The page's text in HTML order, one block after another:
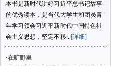
本书是新时代讲好习近平总书记故事
的优秀读本，是当代大学生和团员青
年学习领会习近平新时代中国特色社
会主义思想，坚定不移...[详细]
·在旷野里